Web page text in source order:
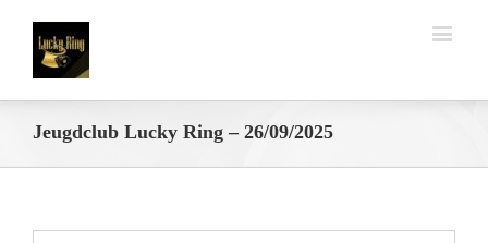
Jeugdclub Lucky Ring – 26/09/2025